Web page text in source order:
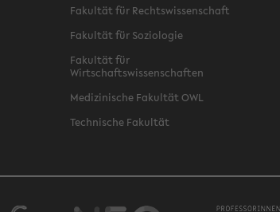
Fakultät für Rechtswissenschaft
Fakultät für Soziologie
Fakultät für
Wirtschaftswissenschaften
Medizinische Fakultät OWL
Technische Fakultät